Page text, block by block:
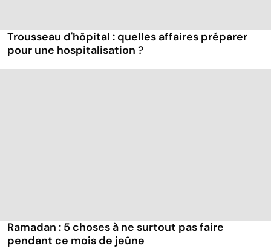
Trousseau d'hôpital : quelles affaires préparer
pour une hospitalisation ?
Ramadan : 5 choses à ne surtout pas faire
pendant ce mois de jeûne